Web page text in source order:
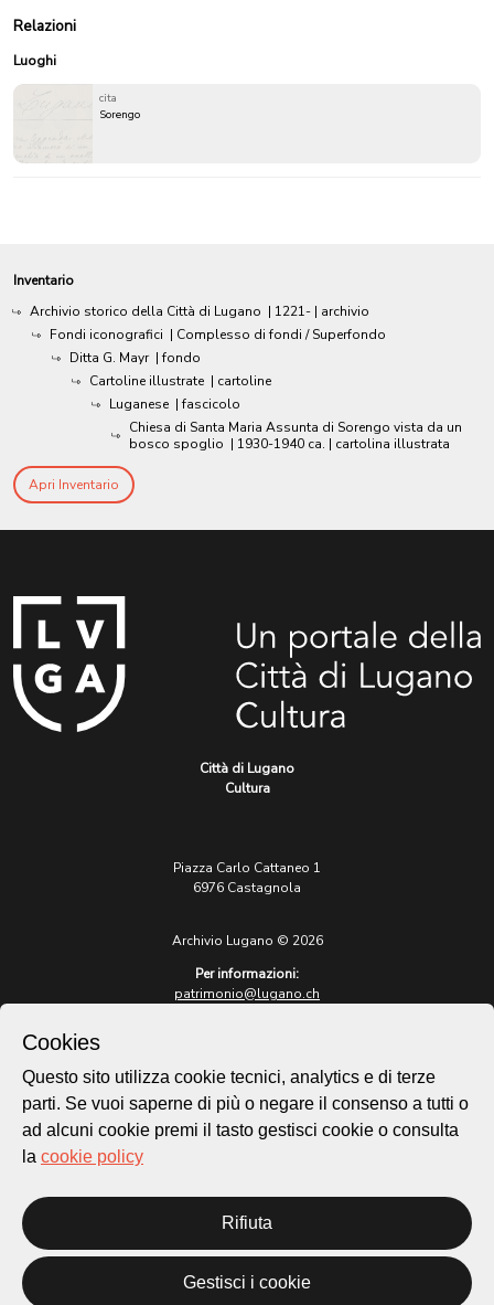
Relazioni
Luoghi
cita
Sorengo
Inventario
Archivio storico della Città di Lugano | 1221- | archivio
Fondi iconografici | Complesso di fondi / Superfondo
Ditta G. Mayr | fondo
Cartoline illustrate | cartoline
Luganese | fascicolo
Chiesa di Santa Maria Assunta di Sorengo vista da un
bosco spoglio | 1930-1940 ca. | cartolina illustrata
Apri Inventario
Città di Lugano
Cultura
Piazza Carlo Cattaneo 1
6976 Castagnola
Archivio Lugano © 2026
Per informazioni:
patrimonio@lugano.ch
lugano.ch
Cookie policy
Homepage
Temi
Novità
Cookies
Questo sito utilizza cookie tecnici, analytics e di terze
parti. Se vuoi saperne di più o negare il consenso a tutti o
ad alcuni cookie premi il tasto gestisci cookie o consulta
la cookie policy
Rifiuta
Gestisci i cookie